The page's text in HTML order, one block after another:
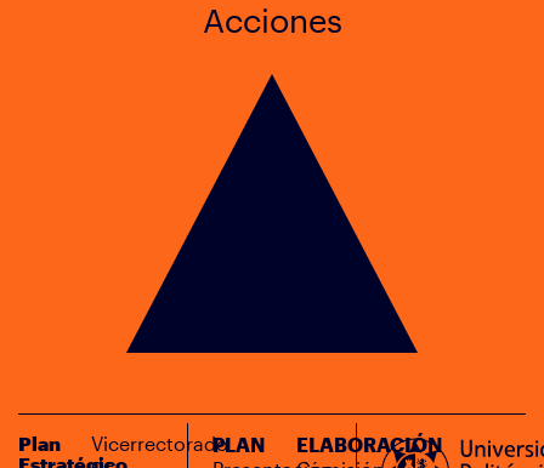
Acciones
Plan
VicerrectoradoPLAN
ELABORACIÓN